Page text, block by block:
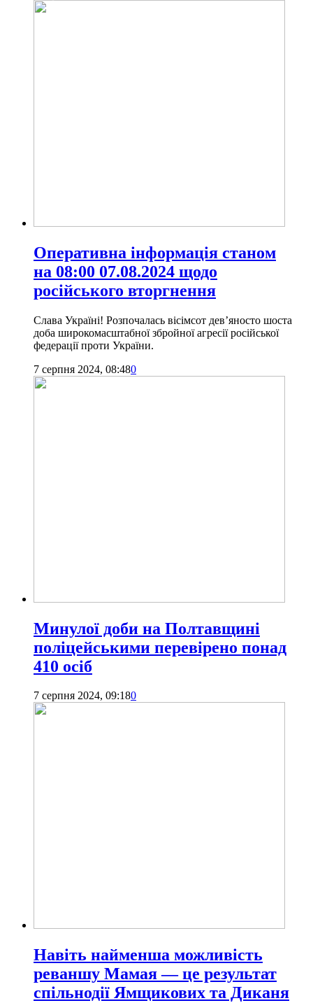
Оперативна інформація станом
на 08:00 07.08.2024 щодо
російського вторгнення
Слава Україні! Розпочалась вісімсот дев’яносто шоста
доба широкомасштабної збройної агресії російської
федерації проти України.
7 серпня 2024, 08:480
Минулої доби на Полтавщині
поліцейськими перевірено понад
410 осіб
7 серпня 2024, 09:180
Навіть найменша можливість
реваншу Мамая — це результат
спільнодії Ямщикових та Диканя